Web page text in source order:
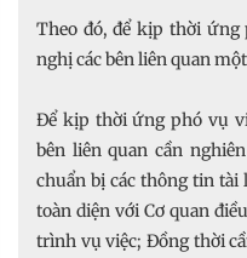
Theo đó, để kịp thời ứng
nghị các bên liên quan
Để kịp thời ứng phó vụ
bên liên quan cần
chuẩn bị các thông tin tài
toàn diện với Cơ quan
trình vụ việc; Đồng thời